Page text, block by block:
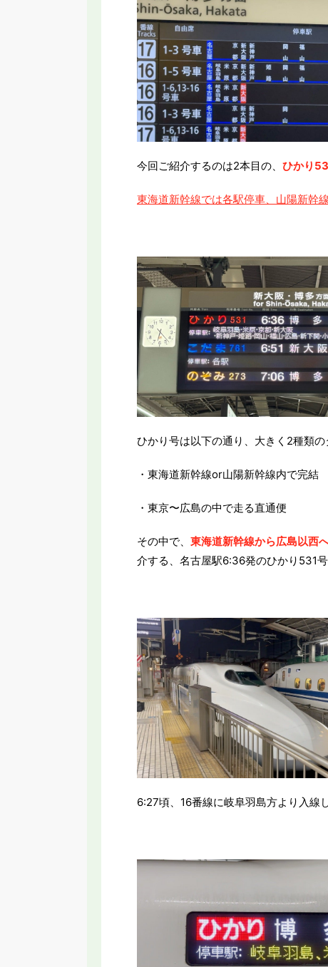
今回ご紹介するのは2本目の、 ひかり
東海道新幹線では各駅停車、山陽新幹
ひかり号は以下の通り、大きく2種類の
・東海道新幹線or山陽新幹線内で完結
・東京〜広島の中で走る直通便
その中で、 東海道新幹線から広島以西
介する、名古屋駅6:36発のひかり531号
6:27頃、16番線に岐阜羽島方より入線